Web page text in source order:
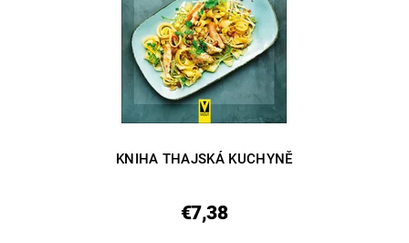
KNIHA THAJSKÁ KUCHYNĚ
€7,38